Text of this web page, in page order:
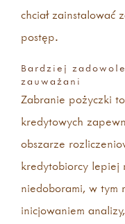
chciał zainstalować
postęp.
Bardziej
zauważani
Zabranie pożyczki
kredytowych
obszarze
kredytobiorcy lepiej
niedoborami, w tym
inicjowaniem